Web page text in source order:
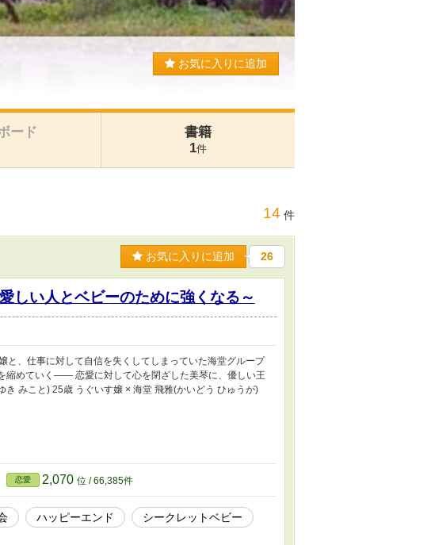
お気に入りに追加
ード
書籍
1件
14 件
お気に入りに追加 26
しい人とベビーのために強くなる～
と、仕事に対して自信を失くしてしまっていた海堂グループ
縮めていく―― 恋愛に対して心を閉ざした美琴に、優しい王
き みこと) 25歳 うぐいす嬢 × 海堂 飛雅(かいどう ひゅうが)
恋愛 2,070 位 / 66,385件
ハッピーエンド
シークレットベビー